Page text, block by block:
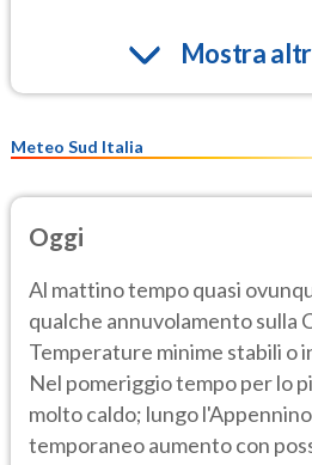
Mostra
Meteo Sud Italia
Oggi
Al mattino tempo quasi
qualche annuvolamento sulla
Temperature minime stabili o
Nel pomeriggio tempo per lo
molto caldo; lungo
temporaneo aumento con